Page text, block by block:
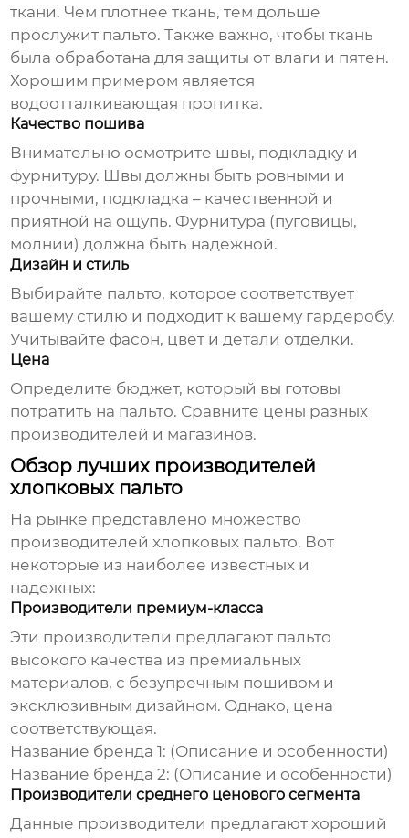
ткани. Чем плотнее ткань, тем дольше
прослужит пальто. Также важно, чтобы ткань
была обработана для защиты от влаги и пятен.
Хорошим примером является
водоотталкивающая пропитка.
Качество пошива
Внимательно осмотрите швы, подкладку и
фурнитуру. Швы должны быть ровными и
прочными, подкладка – качественной и
приятной на ощупь. Фурнитура (пуговицы,
молнии) должна быть надежной.
Дизайн и стиль
Выбирайте пальто, которое соответствует
вашему стилю и подходит к вашему гардеробу.
Учитывайте фасон, цвет и детали отделки.
Цена
Определите бюджет, который вы готовы
потратить на пальто. Сравните цены разных
производителей и магазинов.
Обзор лучших производителей
хлопковых пальто
На рынке представлено множество
производителей хлопковых пальто. Вот
некоторые из наиболее известных и
надежных:
Производители премиум-класса
Эти производители предлагают пальто
высокого качества из премиальных
материалов, с безупречным пошивом и
эксклюзивным дизайном. Однако, цена
соответствующая.
Название бренда 1: (Описание и особенности)
Название бренда 2: (Описание и особенности)
Производители среднего ценового сегмента
Данные производители предлагают хороший